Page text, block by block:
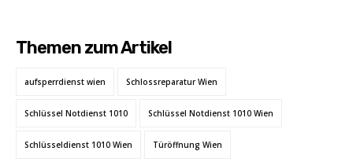
Themen zum Artikel
aufsperrdienst wien Schlossreparatur Wien
Schlüssel Notdienst 1010 Schlüssel Notdienst 1010 Wien
Schlüsseldienst 1010 Wien Türöffnung Wien